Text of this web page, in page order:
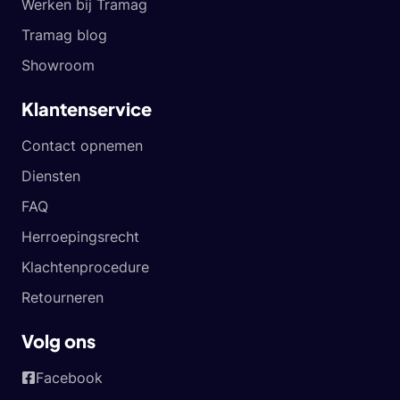
Werken bij Tramag
Tramag blog
Showroom
Klantenservice
Contact opnemen
Diensten
FAQ
Herroepingsrecht
Klachtenprocedure
Retourneren
Volg ons
Facebook